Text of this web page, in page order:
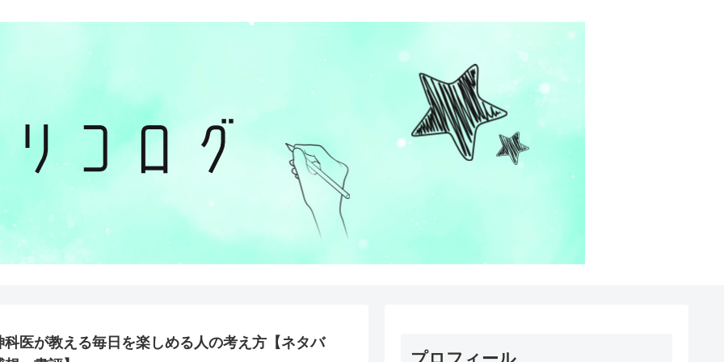
科医が教える毎日を楽しめる人の考え方【ネタバ
プロフィール